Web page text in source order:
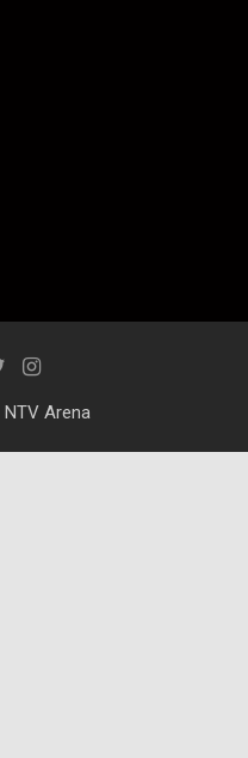
NTV Arena